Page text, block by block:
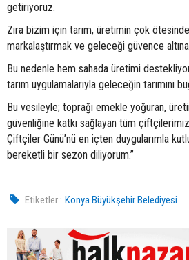
getiriyoruz.
Zira bizim için tarım, üretimin çok
markalaştırmak ve geleceği güvence altına
Bu nedenle hem sahada üretimi
tarım uygulamalarıyla geleceğin tarımını
Bu vesileyle; toprağı emekle yoğuran,
güvenliğine katkı sağlayan tüm
Çiftçiler Günü’nü en içten duygularımla
bereketli bir sezon diliyorum.”
Etiketler : Konya Büyükşehir Belediyesi